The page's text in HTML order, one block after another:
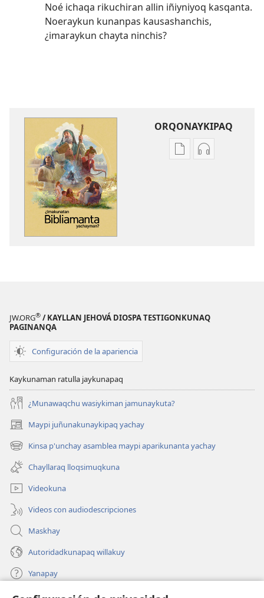
Noé ichaqa rikuchiran allin iñiyniyoq kasqanta.
Noeraykun kunanpas kausashanchis,
¿imaraykun chayta ninchis?
ORQONAYKIPAQ
KaypiKaypin
JW.ORG® / KAYLLAN JEHOVÁ DIOSPA TESTIGONKUNAQ
PAGINANQA
Configuración de la apariencia
Kaykunaman ratulla jaykunapaq
¿Munawaqchu wasiykiman jamunaykuta?
Maypi juñunakunaykipaq yachay
(abre
una
nueva
ventana)
Kinsa p'unchay asamblea maypi aparikunanta yachay
(abre
una
nueva
ventana)
Chayllaraq lloqsimuqkuna
Videokuna
Videos con audiodescripciones
Maskhay
Autoridadkunapaq willakuy
Yanapay